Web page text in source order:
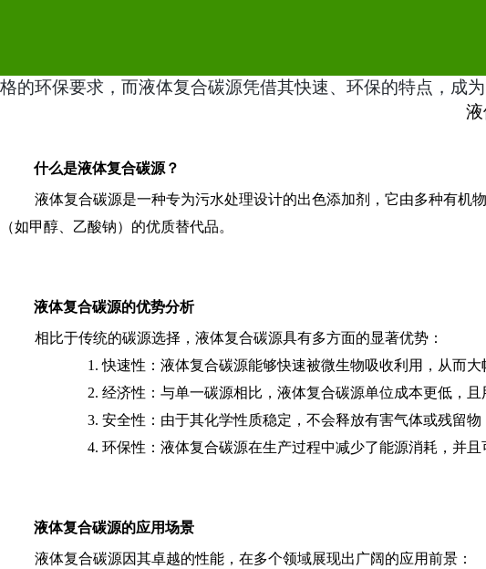
格的环保要求，而液体复合碳源凭借其快速、环保的特点，成
什么是液体复合碳源？
液体复合碳源是一种专为污水处理设计的出色添加剂，它由多种有机
（如甲醇、乙酸钠）的优质替代品。
液体复合碳源的优势分析
相比于传统的碳源选择，液体复合碳源具有多方面的显著优势：
1. 快速性：液体复合碳源能够快速被微生物吸收利用，从而
2. 经济性：与单一碳源相比，液体复合碳源单位成本更低，
3. 安全性：由于其化学性质稳定，不会释放有害气体或残留物
4. 环保性：液体复合碳源在生产过程中减少了能源消耗，并
液体复合碳源的应用场景
液体复合碳源因其卓越的性能，在多个领域展现出广阔的应用前景：